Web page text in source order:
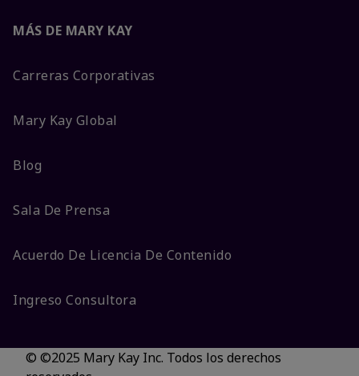
MÁS DE MARY KAY
Carreras Corporativas
Mary Kay Global
Blog
Sala De Prensa
Acuerdo De Licencia De Contenido
Ingreso Consultora
© ©2025 Mary Kay Inc. Todos los derechos